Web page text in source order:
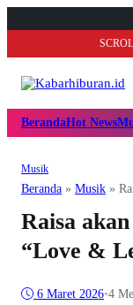
BerandaHot News
Musik
Beranda » Musik »
Raisa
“Love &
6 Maret 2026•4